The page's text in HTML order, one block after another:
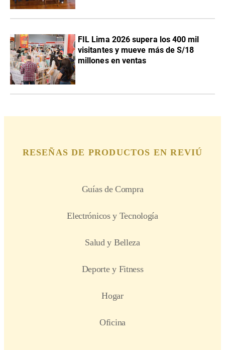
FIL Lima 2026 supera los 400 mil
visitantes y mueve más de S/18
millones en ventas